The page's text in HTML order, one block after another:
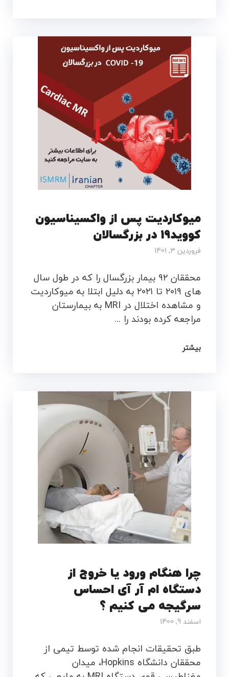
میوکاردیت پس از واکسیناسیون
کووید19 در بزرگسالان
فروردین 3, 1401
محققان ۹۲ بیمار بزرگسال را که در طول سال
های ۲۰۱۹ تا ۲۰۲۱ به دلیل ابتلا به میوکاردیت
و مشاهده اختلال در MRI به بیمارستان
مراجعه کرده بودند را ...
بیشتر
چرا هنگام ورود یا خروج از
دستگاه ام آر آی احساس
سرگیجه می کنیم ؟
اسفند 9, 1400
طبق تحقیقات انجام شده توسط تیمی از
محققان دانشگاه Hopkins، میدان